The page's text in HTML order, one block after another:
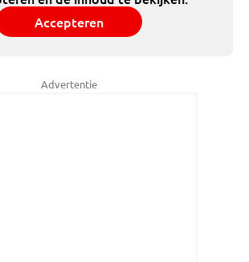
Accepteren
Advertentie